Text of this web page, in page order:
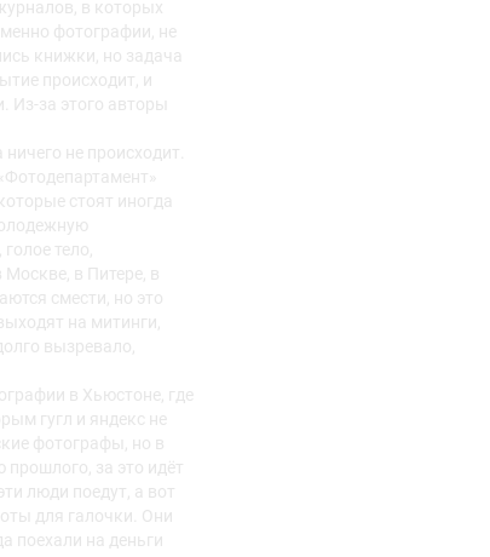
в которых
фотографии, не
книжки, но задача
происходит, и
Из-за этого авторы
не происходит.
стоят иногда
тело,
в Питере, в
смести, но это
на митинги,
вызревало,
в Хьюстоне, где
гугл и яндекс не
фотографы, но в
за это идёт
люди поедут, а вот
для галочки. Они
поехали на деньги